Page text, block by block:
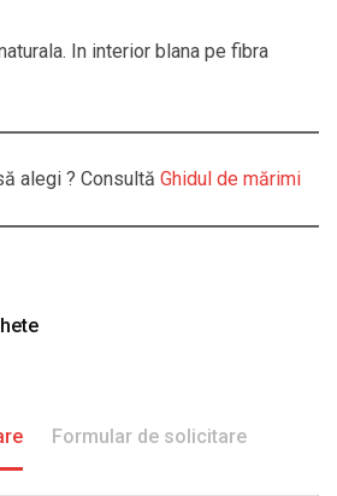
In interior blana pe fibra
alegi ? Consultă Ghidul de mărimi
Formular de solicitare